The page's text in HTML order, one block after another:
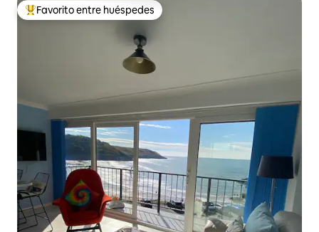
Favorito entre huéspedes preferido
Favorito entre huéspedes